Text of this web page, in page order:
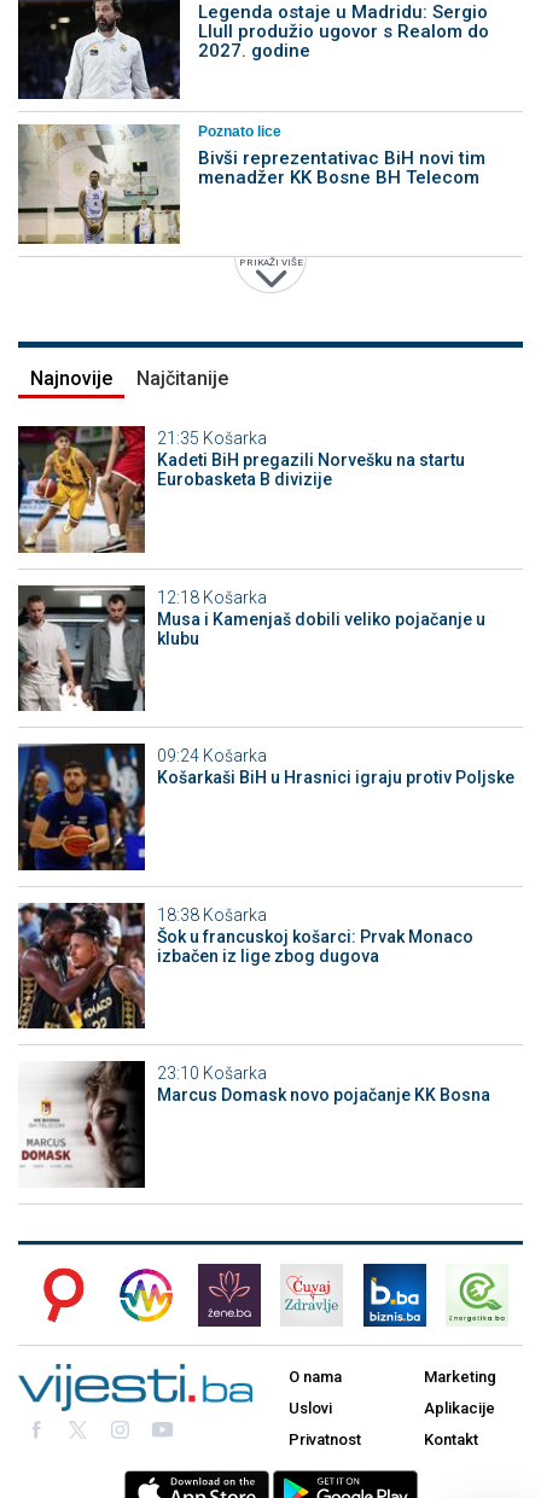
Legenda ostaje u Madridu: Sergio
Llull produžio ugovor s Realom do
2027. godine
Poznato lice
Bivši reprezentativac BiH novi tim
menadžer KK Bosne BH Telecom
PRIKAŽI VIŠE
Najnovije Najčitanije
21:35 Košarka
Kadeti BiH pregazili Norvešku na startu
Eurobasketa B divizije
12:18 Košarka
Musa i Kamenjaš dobili veliko pojačanje u
klubu
09:24 Košarka
Košarkaši BiH u Hrasnici igraju protiv Poljske
18:38 Košarka
Šok u francuskoj košarci: Prvak Monaco
izbačen iz lige zbog dugova
23:10 Košarka
Marcus Domask novo pojačanje KK Bosna
O nama
Uslovi
Privatnost
Marketing
Aplikacije
Kontakt